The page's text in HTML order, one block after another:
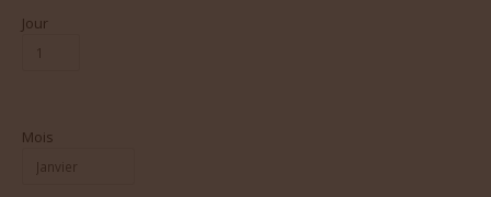
Jour
Mois